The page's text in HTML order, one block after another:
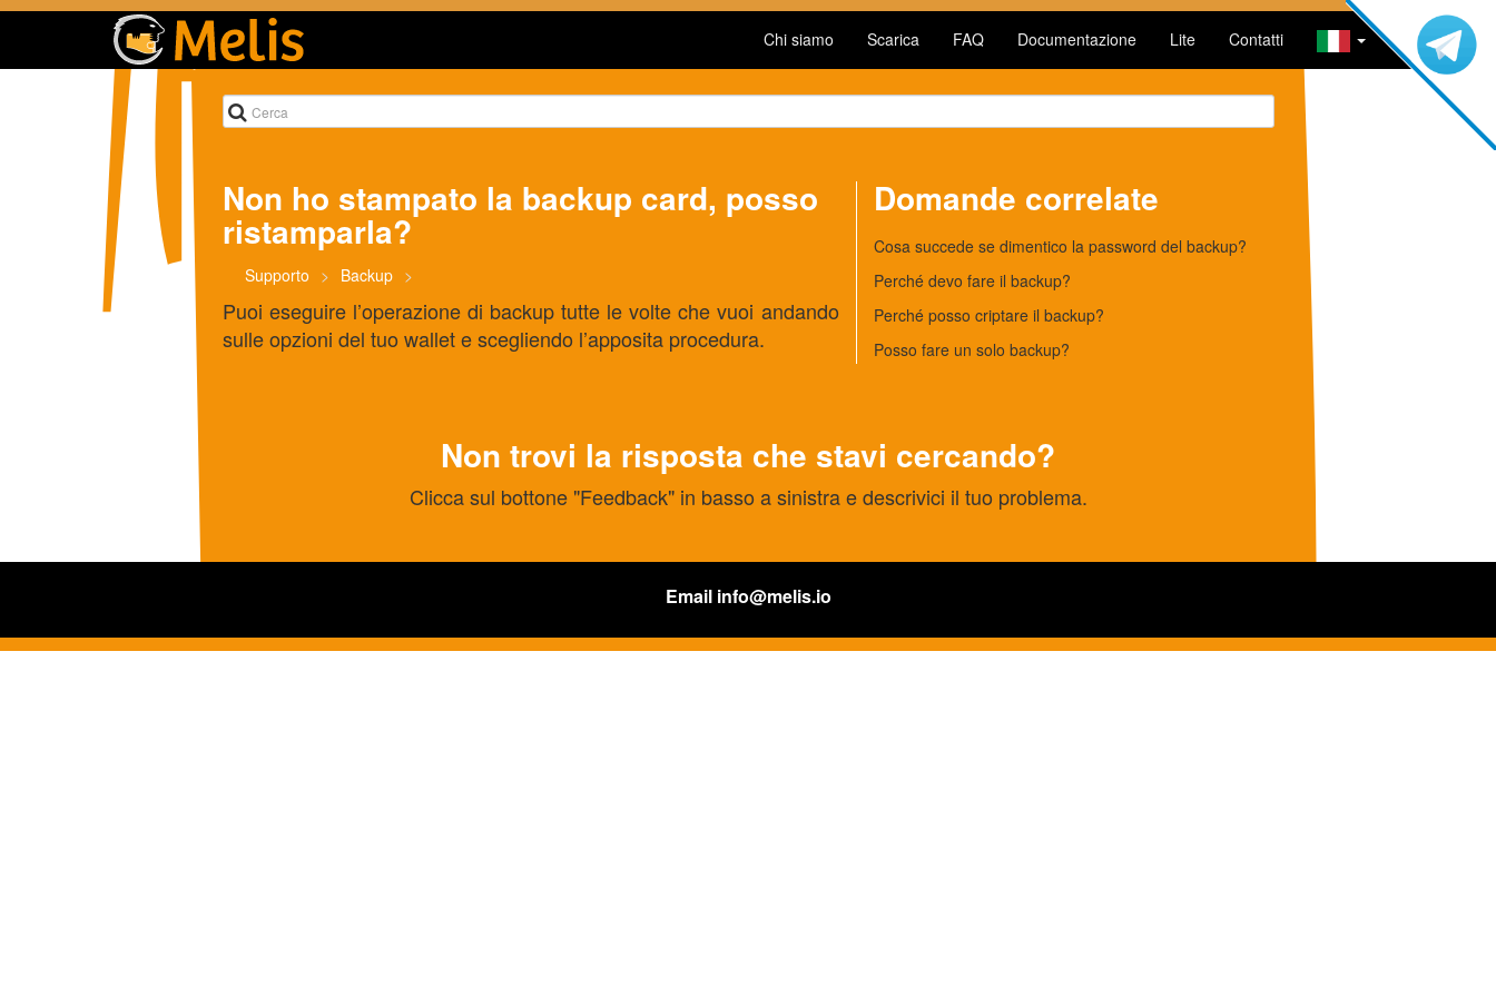
Chi siamo Scarica FAQ Documentazione Lite Contatti
Non ho stampato la backup card, posso
ristamparla?
Supporto Backup
Puoi eseguire l’operazione di backup tutte le volte che vuoi andando
sulle opzioni del tuo wallet e scegliendo l’apposita procedura.
Domande correlate
Cosa succede se dimentico la password del backup?
Perché devo fare il backup?
Perché posso criptare il backup?
Posso fare un solo backup?
Non trovi la risposta che stavi cercando?
Clicca sul bottone "Feedback" in basso a sinistra e descrivici il tuo problema.
Email info@melis.io